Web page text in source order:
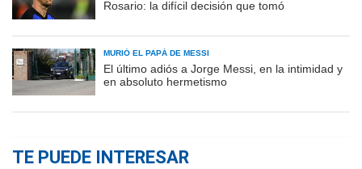
Rosario: la difícil decisión que tomó
MURIÓ EL PAPÁ DE MESSI
El último adiós a Jorge Messi, en la intimidad y
en absoluto hermetismo
TE PUEDE INTERESAR